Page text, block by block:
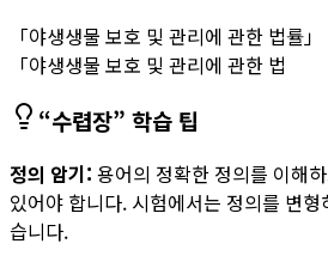
「야생생물 보호 및 관리에 관한 법률
「야생생물 보호 및 관리에 관한 법
“수렵장” 학습 팁
정의 암기: 용어의 정확한 정의를 이해
있어야 합니다. 시험에서는 정의를 변
습니다.